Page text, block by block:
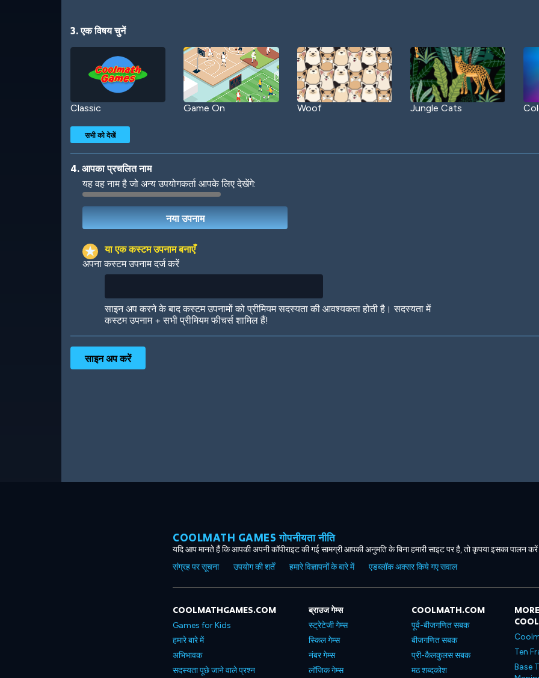
3. एक विषय चुनें
Classic Game On Woof Jungle Cats
Robotic International
सभी को देखें
4. आपका प्रचलित नाम
यह वह नाम है जो अन्य उपयोगकर्ता आपके लिए देखेंगे:
या एक कस्टम उपनाम बनाएँ
अपना कस्टम उपनाम दर्ज करें
साइन अप करने के बाद कस्टम उपनामों को प्रीमियम सदस्यता की आवश्यकता होती है। सदस्यता में
कस्टम उपनाम + सभी प्रीमियम फीचर्स शामिल हैं!
COOLMATH GAMES गोपनीयता नीति
यदि आप मानते हैं कि आपकी अपनी कॉपीराइट की गई सामग्री आपकी अनुमति के बिना हमारी साइट पर है, तो कृपया इसका पालन करें
संग्रह पर सूचना
उपयोग की शर्तें हमारे विज्ञापनों के बारे में एडब्लॉक अक्सर किये गए सवाल
COOLMATHGAMES.COM
Games for Kids
हमारे बारे में
अभिभावक
सदस्यता पूछे जाने वाले प्रश्न
ब्राउज गेम्स
स्ट्रेटेजी गेम्स
स्किल गेम्स
नंबर गेम्स
लॉजिक गेम्स
COOLMATH.COM
पूर्व-बीजगणित सबक
बीजगणित सबक
प्री-कैलकुलस सबक
मठ शब्दकोश
Ten
Base